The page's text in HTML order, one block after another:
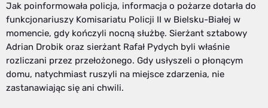
Jak poinformowała policja, informacja o pożarze dotarła do
funkcjonariuszy Komisariatu Policji II w Bielsku-Białej w
momencie, gdy kończyli nocną służbę. Sierżant sztabowy
Adrian Drobik oraz sierżant Rafał Pydych byli właśnie
rozliczani przez przełożonego. Gdy usłyszeli o płonącym
domu, natychmiast ruszyli na miejsce zdarzenia, nie
zastanawiając się ani chwili.